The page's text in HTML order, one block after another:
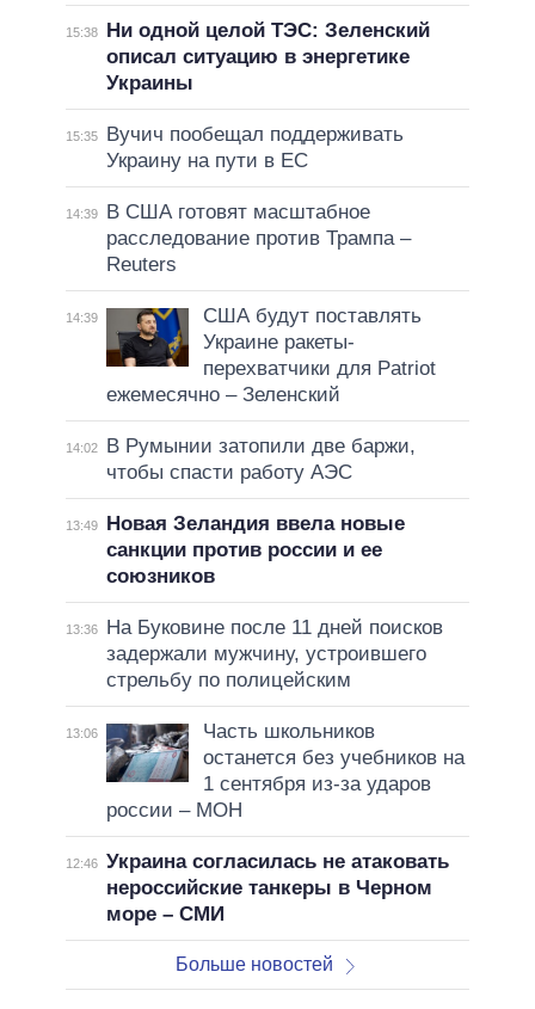
15:38
Ни одной целой ТЭС: Зеленский
описал ситуацию в энергетике
Украины
15:35
Вучич пообещал поддерживать
Украину на пути в ЕС
14:39
В США готовят масштабное
расследование против Трампа –
Reuters
14:39
США будут поставлять
Украине ракеты-
перехватчики для Patriot
ежемесячно – Зеленский
14:02
В Румынии затопили две баржи,
чтобы спасти работу АЭС
13:49
Новая Зеландия ввела новые
санкции против россии и ее
союзников
13:36
На Буковине после 11 дней поисков
задержали мужчину, устроившего
стрельбу по полицейским
13:06
Часть школьников
останется без учебников на
1 сентября из-за ударов
россии – МОН
12:46 Украина согласилась не атаковать
нероссийские танкеры в Черном
море – СМИ
Больше новостей